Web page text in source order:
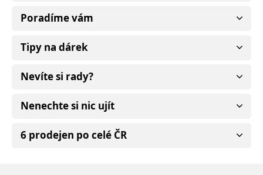
Poradíme vám
Tipy na dárek
Nevíte si rady?
Nenechte si nic ujít
6 prodejen po celé ČR